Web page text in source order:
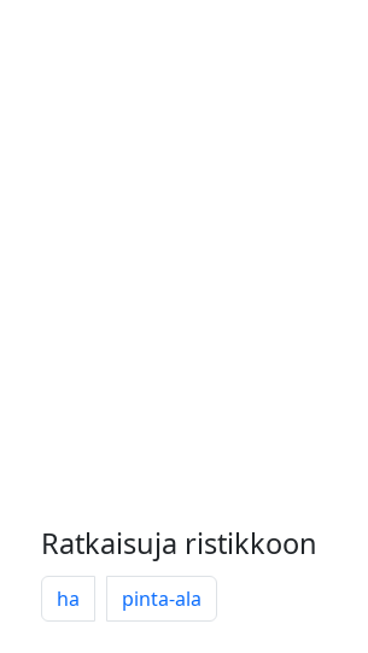
Ratkaisuja ristikkoon
ha pinta-ala